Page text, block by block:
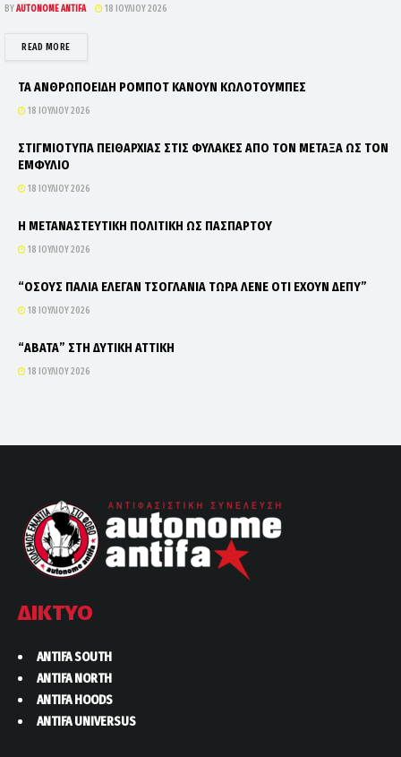
BYAUTONOME ANTIFA 18 ΙΟΥΛΊΟΥ 2026
READ MOREDETAILS
ΤΑ ΑΝΘΡΩΠΟΕΙΔΗ ΡΟΜΠΟΤ ΚΑΝΟΥΝ ΚΩΛΟΤΟΥΜΠΕΣ
18 ΙΟΥΛΊΟΥ 2026
ΣΤΙΓΜΙΟΤΥΠΑ ΠΕΙΘΑΡΧΙΑΣ ΣΤΙΣ ΦΥΛΑΚΕΣ ΑΠΟ ΤΟΝ ΜΕΤΑΞΑ ΩΣ ΤΟΝ
ΕΜΦΥΛΙΟ
18 ΙΟΥΛΊΟΥ 2026
Η ΜΕΤΑΝΑΣΤΕΥΤΙΚΗ ΠΟΛΙΤΙΚΗ ΩΣ ΠΑΣΠΑΡΤΟΥ
18 ΙΟΥΛΊΟΥ 2026
“ΟΣΟΥΣ ΠΑΛΙΑ ΕΛΕΓΑΝ ΤΣΟΓΛΑΝΙΑ ΤΩΡΑ ΛΕΝΕ ΟΤΙ ΕΧΟΥΝ ΔΕΠΥ”
18 ΙΟΥΛΊΟΥ 2026
“ΑΒΑΤΑ” ΣΤΗ ΔΥΤΙΚΗ ΑΤΤΙΚΗ
18 ΙΟΥΛΊΟΥ 2026
ΔΙΚΤΥΟ
ANTIFA SOUTH
ANTIFA NORTH
ANTIFA HOODS
ANTIFA UNIVERSUS